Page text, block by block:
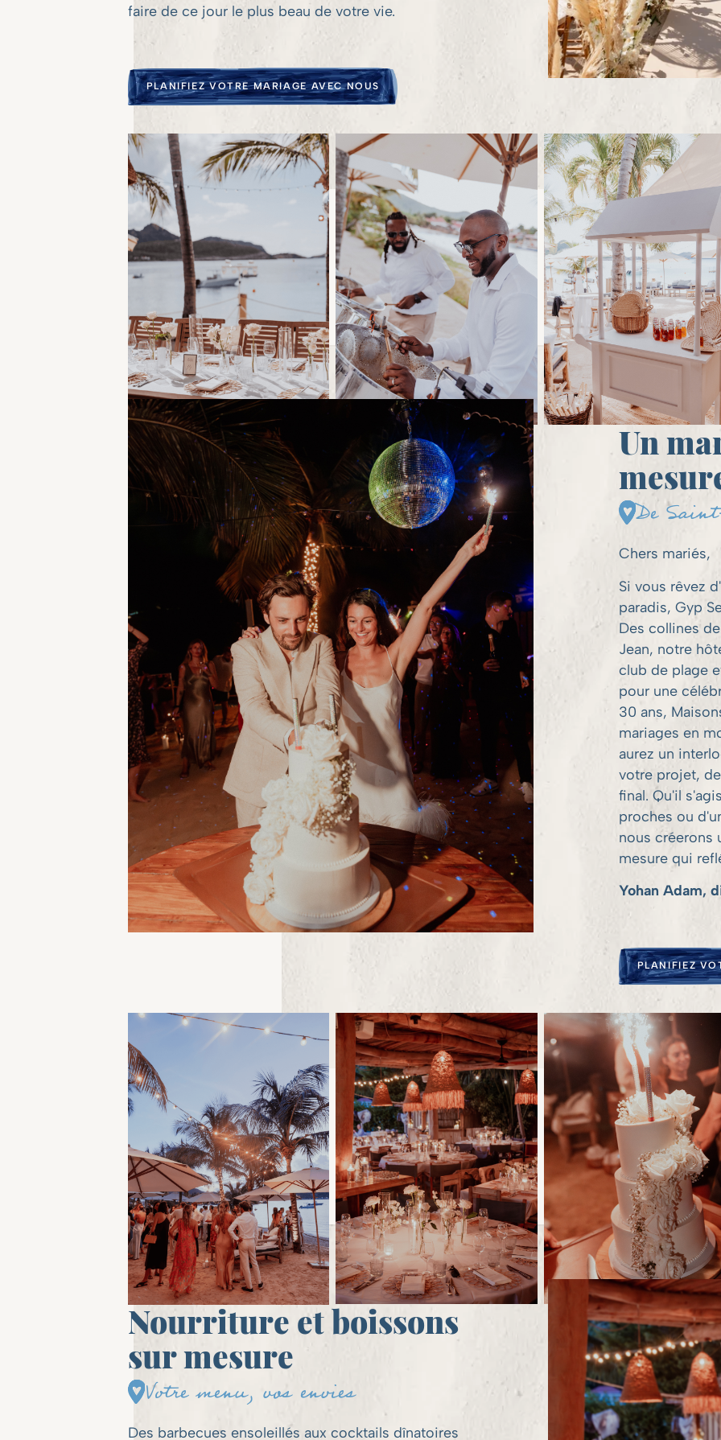
faire de ce jour le plus beau de votre vie.
PLANIFIEZ VOTRE MARIAGE AVEC NOUS
Un
De
Chers mariés,
Si vous rêvez
paradis, Gyp
Des collines
Jean, notre
club de plage
pour une
30 ans,
mariages en
aurez un
votre projet,
final. Qu'il
proches ou
nous créerons
mesure qui
Yohan Adam,
PLANIFIEZ
Nourriture et boissons
sur mesure
Votre menu, vos envies
Des barbecues ensoleillés aux cocktails dînatoires